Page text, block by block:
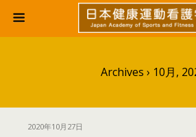
Archives › 10月,
2020年10月27日